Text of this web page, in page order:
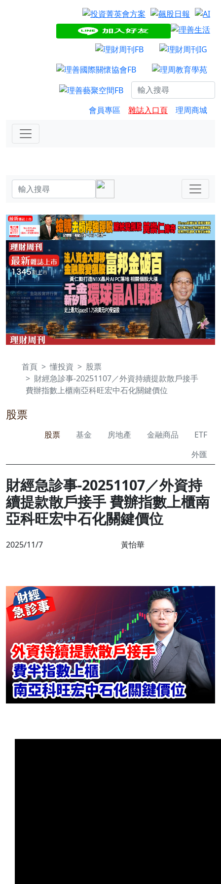
會員專區 雜誌入口頁 理周商城
首頁 懂投資
股票
財經急診事-20251107／外資持續提款散戶接手
費辦指數上櫃南亞科旺宏中石化關鍵價位
股票
股票 基金 房地產 金融商品
ETF
外匯
財經急診事-20251107／外資持
續提款散戶接手 費辦指數上櫃南
亞科旺宏中石化關鍵價位
2025/11/7 黃怡華